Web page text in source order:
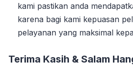
kami pastikan anda
karena bagi kami kepuasan
pelayanan yang maksimal
Terima Kasih & Salam